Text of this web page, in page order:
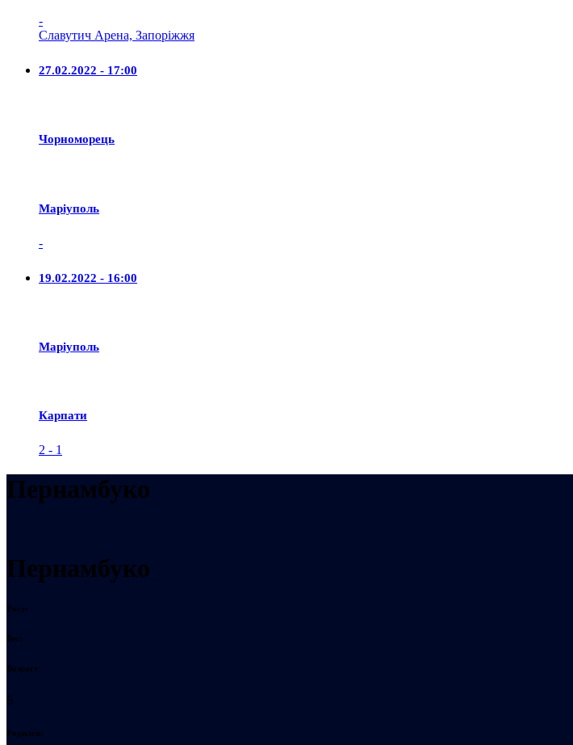
-
Славутич Арена, Запоріжжя
27.02.2022 - 17:00
Чорноморець
Маріуполь
-
19.02.2022 - 16:00
Маріуполь
Карпати
2 - 1
Пернамбуко
Пернамбуко
Рост:
Вес:
Возраст
6
Родился: